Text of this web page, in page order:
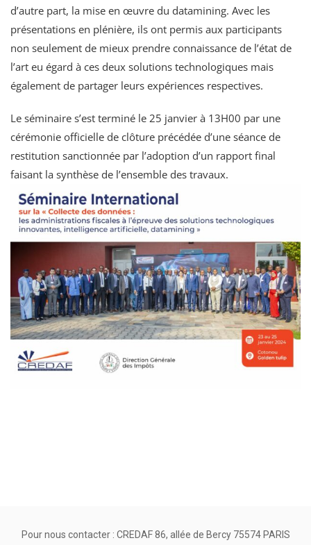
d’autre part, la mise en œuvre du datamining. Avec les
présentations en plénière, ils ont permis aux participants
non seulement de mieux prendre connaissance de l’état de
l’art eu égard à ces deux solutions technologiques mais
également de partager leurs expériences respectives.
Le séminaire s’est terminé le 25 janvier à 13H00 par une
cérémonie officielle de clôture précédée d’une séance de
restitution sanctionnée par l’adoption d’un rapport final
faisant la synthèse de l’ensemble des travaux.
Pour nous contacter : CREDAF 86, allée de Bercy 75574 PARIS